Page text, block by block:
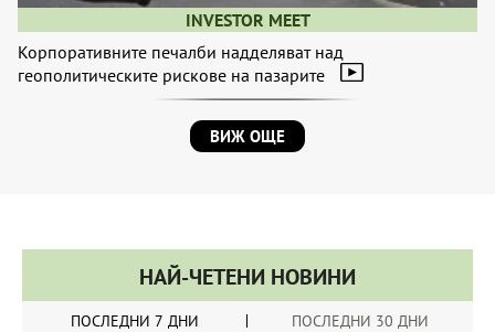
INVESTOR MEET
Корпоративните печалби надделяват над
геополитическите рискове на пазарите
ВИЖ ОЩЕ
НАЙ-ЧЕТЕНИ НОВИНИ
ПОСЛЕДНИ 7 ДНИ ПОСЛЕДНИ 30 ДНИ